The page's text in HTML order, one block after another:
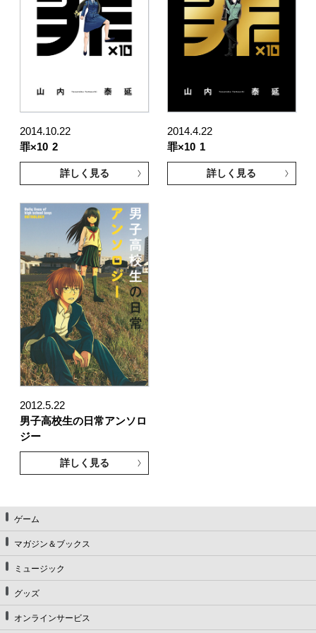
2014.10.22
罪×10 2
詳しく見る
2014.4.22
罪×10 1
詳しく見る
2012.5.22
男子高校生の日常アンソロ
ジー
詳しく見る
ゲーム
マガジン＆ブックス
ミュージック
グッズ
オンラインサービス